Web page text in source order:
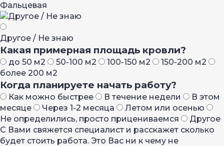
Фальцевая
Другое / Не знаю
Какая примерная площадь кровли?
до 50 м2 50-100 м2 100-150 м2
150-200 м2
более 200 м2
Когда планируете начать работу?
Как можно быстрее В течение недели
В этом
месяце
Через 1-2 месяца
Летом или осенью
Не определились, просто прицениваемся
Другое
С Вами свяжется специалист и расскажет сколько
будет стоить работа. Это Вас ни к чему не